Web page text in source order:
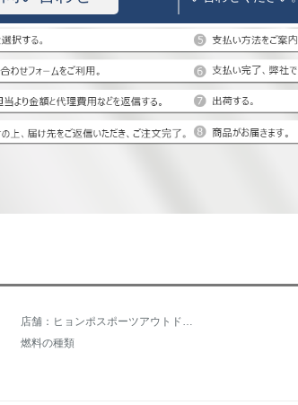
店舗：ヒョンポスポーツアウトドア専門店
燃料の種類